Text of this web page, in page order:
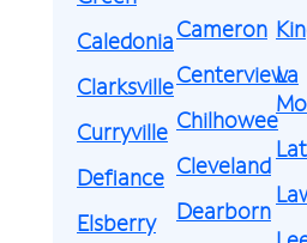
Caledonia
Clarksville
Curryville
Defiance
Elsberry
Cameron
Centerview
Chilhowee
Cleveland
Dearborn
La